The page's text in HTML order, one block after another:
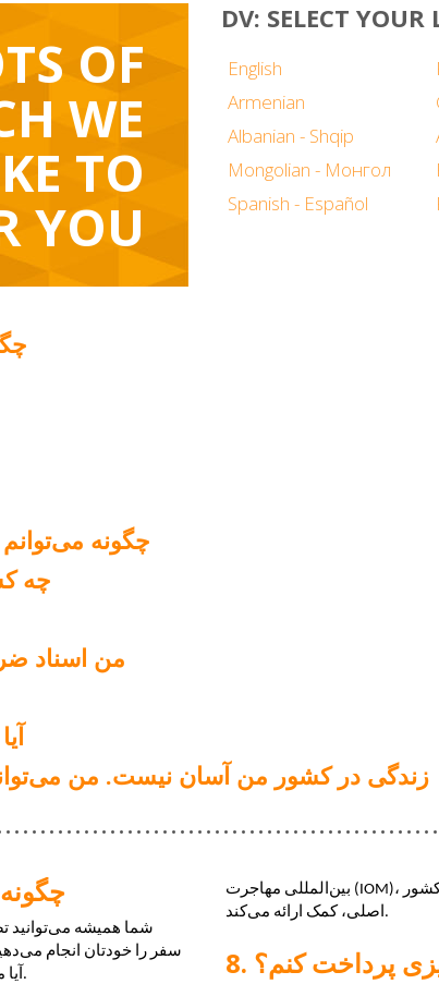
OF
WE
TO
YOU
DV: SELECT YOUR
English
Armenian
Albanian - Shqip
Mongolian - Монгол
Spanish - Español
چگونه
چه
من اسناد
زندگی در کشور من آسان نیست. من
شما همیشه می‌توانید
سفر را خودتان انجام
آیا می‌توانید از طریق برنامهٔ بازگشت داوطلبانه کمک دریافت کنید یا خیر.
بین‌المللی مهاجرت (IOM)، کاریتاس انترنشنل یا یک سازمان همکار دیگر پس از رسیدن به کشور
اصلی، کمک ارائه می‌کند.
پرداخت کنم؟